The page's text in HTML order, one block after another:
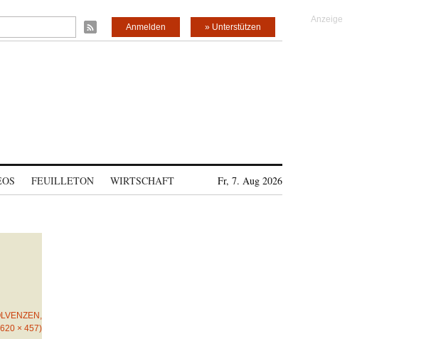
» Unterstützen
Anmelden
FEUILLETON WIRTSCHAFT Fr, 7. Aug 2026
Ö
× 457)